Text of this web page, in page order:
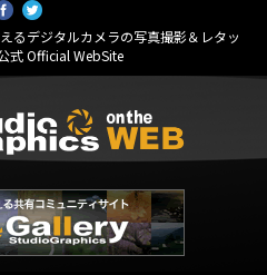
るデジタルカメラの写真撮影＆レタッ
式 Official WebSite